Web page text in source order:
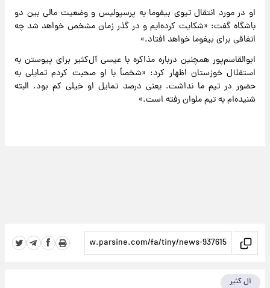
او در مورد انتقال تیوی بیفوما به پرسپولیس و وضعیت مالی بین دو
باشگاه گفت: «شکایت کرده‌ایم و در گذر زمان مشخص خواهد شد چه
اتفاقی برای بیفوما خواهد افتاد.»
ابوالقاسم‌پور همچنین درباره مذاکره با عیسی آل‌کثیر برای پیوستن به
استقلال خوزستان اظهار کرد: «شخصاً با او صحبت کردم تمایلی به
حضور در تیم ما نداشت. یعنی درصد تمایل او خیلی کم بود. البته
شنیده‌ام به تیم ملوان رفته است.»
آل کثیر